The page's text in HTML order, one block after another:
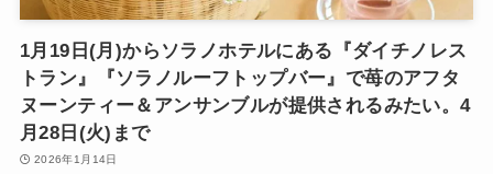
1月19日(月)からソラノホテルにある『ダイチノレス
トラン』『ソラノルーフトップバー』で苺のアフタ
ヌーンティー＆アンサンブルが提供されるみたい。4
月28日(火)まで
2026年1月14日